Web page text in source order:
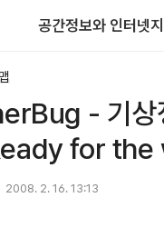
공간정보와 인터넷
- 기상
for
2008. 2. 16. 13:13